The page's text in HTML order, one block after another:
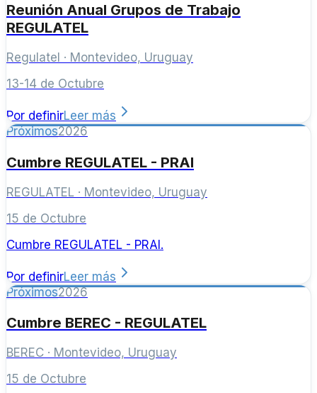
Reunión Anual Grupos de Trabajo
REGULATEL
Regulatel · Montevideo, Uruguay
13-14 de Octubre
Por definirLeer más
Próximos2026
Cumbre REGULATEL - PRAI
REGULATEL · Montevideo, Uruguay
15 de Octubre
Cumbre REGULATEL - PRAI.
Por definirLeer más
Próximos2026
Cumbre BEREC - REGULATEL
BEREC · Montevideo, Uruguay
15 de Octubre